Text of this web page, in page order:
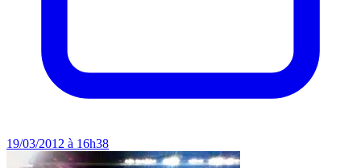
19/03/2012 à 16h38